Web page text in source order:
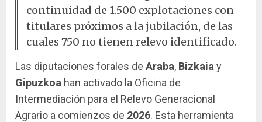
continuidad de 1.500 explotaciones con
titulares próximos a la jubilación, de las
cuales 750 no tienen relevo identificado.
Las diputaciones forales de Araba, Bizkaia y
Gipuzkoa han activado la Oficina de
Intermediación para el Relevo Generacional
Agrario a comienzos de 2026. Esta herramienta